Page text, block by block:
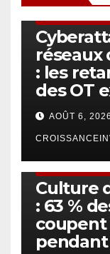
réseaux
: les
des OT
AOÛT 6, 2026
Culture
: 63 %